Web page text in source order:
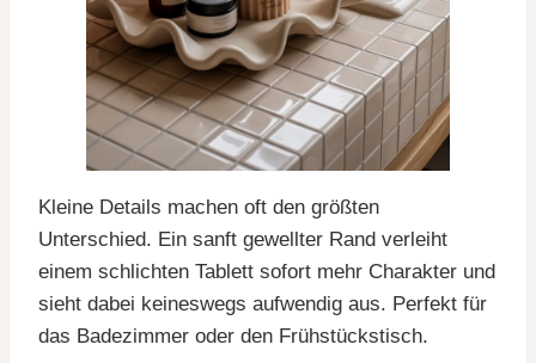
Kleine Details machen oft den größten
Unterschied. Ein sanft gewellter Rand verleiht
einem schlichten Tablett sofort mehr Charakter und
sieht dabei keineswegs aufwendig aus. Perfekt für
das Badezimmer oder den Frühstückstisch.